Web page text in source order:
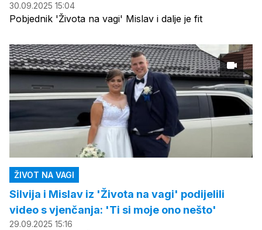
30.09.2025 15:04
Pobjednik 'Života na vagi' Mislav i dalje je fit
ŽIVOT NA VAGI
Silvija i Mislav iz 'Života na vagi' podijelili
video s vjenčanja: 'Ti si moje ono nešto'
29.09.2025 15:16